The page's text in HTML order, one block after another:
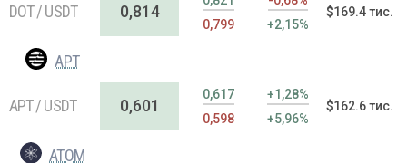
DOT / USDT 0,814
0,799
+2,15%
$169.4 тис.
APT
APT / USDT 0,601
0,617
0,598
+1,28%
+5,96%
$162.6 тис.
ATOM